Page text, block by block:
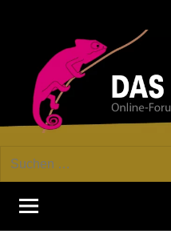
GEDICHT
blog
Forum
von
DAS
Suchen